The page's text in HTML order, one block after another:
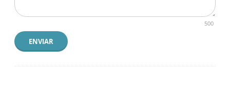
500
ENVIAR